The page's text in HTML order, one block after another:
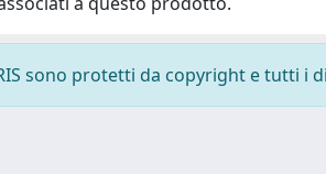
sono protetti da copyright e tutti i